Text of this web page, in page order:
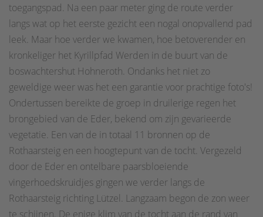
toegangspad. Na een paar meter ging de route verder
langs wat op het eerste gezicht een nogal onopvallend pad
leek. Maar hoe verder we kwamen, hoe betoverender en
kronkeliger het Kyrillpfad Werden in de buurt van de
boswachtershut Hohneroth. Ondanks het niet zo
geweldige weer was het een garantie voor prachtige foto's!
Ondertussen bereikte de groep in druilerige regen het
brongebied van de Eder, bekend om zijn gevarieerde
vegetatie. Een van de in totaal 11 bronnen op de
Rothaarsteig en een hoogtepunt van de tocht. Vergezeld
door de Eder en ontelbare paarsbloeiende
vingerhoedskruidjes gingen we verder langs de
Rothaarsteig richting Lützel. Langzaam begon de zon weer
te schijnen. De enige klim van de tocht aan de rand van